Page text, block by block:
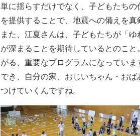
単に揺らすだけでなく、子どもたち
を提供することで、地震への備えを真
また、江夏さんは、子どもたちが「
が深まることを期待しているとのこ
がる、重要なプログラムになってい
でき、自分の家、おじいちゃん・お
つけていくんですね。